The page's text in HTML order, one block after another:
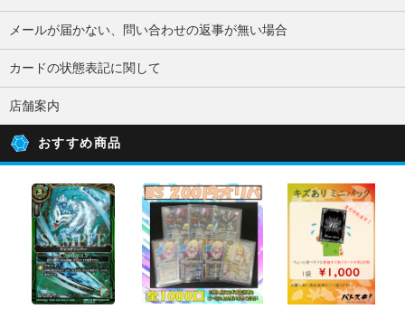
メールが届かない、問い合わせの返事が無い場合
カードの状態表記に関して
店舗案内
おすすめ商品